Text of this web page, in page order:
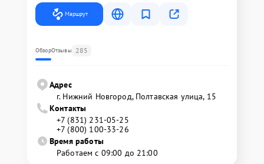
Маршрут
ОбзорОтзывы 285
Адрес
г. Нижний Новгород, Полтавская улица, 15
Контакты
+7 (831) 231-05-25
+7 (800) 100-33-26
Время работы
Работаем с 09:00 до 21:00